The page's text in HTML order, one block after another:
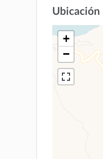
Ubicación
+
−